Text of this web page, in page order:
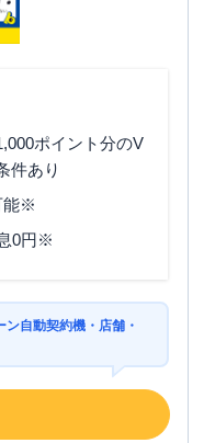
ポイント分のV
件あり
能※
0円※
自動契約機・店舗・